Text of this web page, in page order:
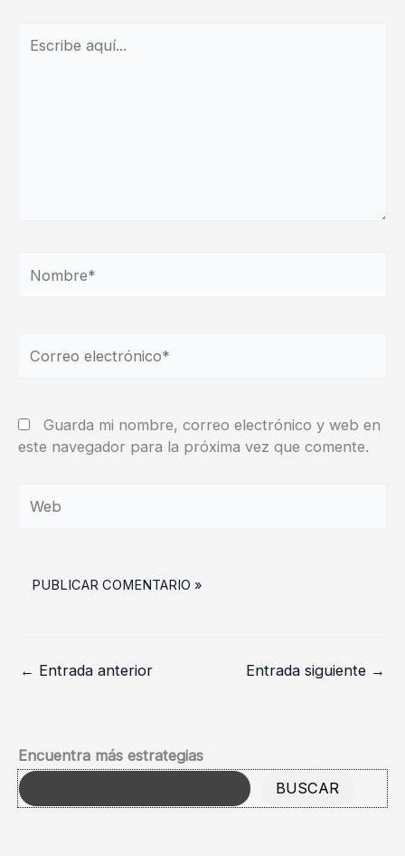
aquí...
electrónico*
Guarda mi nombre, correo electrónico y web en
este navegador para la próxima vez que comente.
← Entrada anterior Entrada siguiente →
Encuentra más estrategias
BUSCAR